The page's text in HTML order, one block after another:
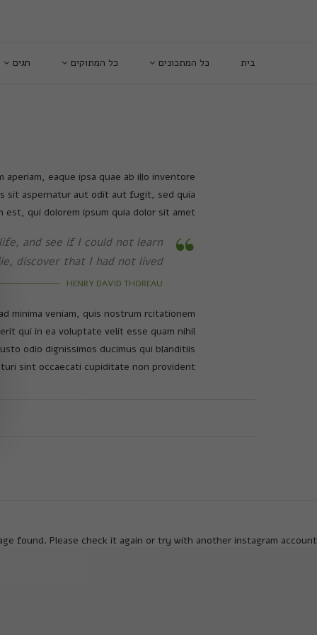
בית כל המתכונים כל המתוקים חגים
eaque ipsa quae ab illo inventore
sit aspernatur aut odit aut fugit, sed quia
est, qui dolorem ipsum quia dolor sit amet
and see if I could not learn
discover that I had not lived.
HENRY DAVID THOREAU
minima veniam, quis nostrum rcitationem
qui in ea voluptate velit esse quam nihil
odio dignissimos ducimus qui blanditiis
sint occaecati cupiditate non provident.
found. Please check it again or try with another instagram account.